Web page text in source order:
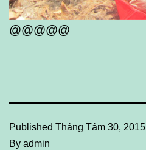
@@@@@
Published Tháng Tám 30, 2015
By admin